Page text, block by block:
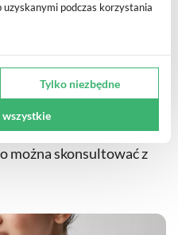
można skonsultować z
podczas korzystania
Tylko niezbędne
wszystkie